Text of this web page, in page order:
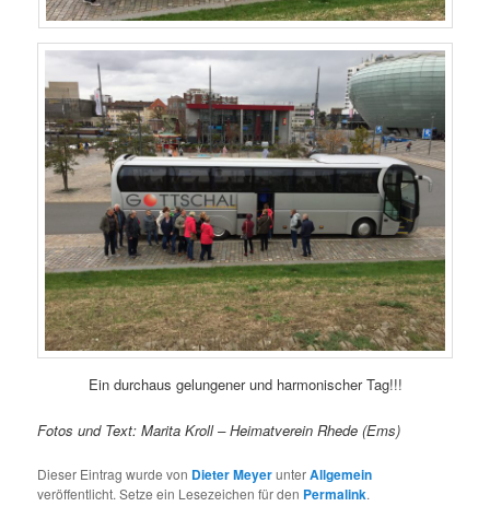
Ein durchaus gelungener und harmonischer Tag!!!
Fotos und Text: Marita Kroll – Heimatverein Rhede (Ems)
Dieser Eintrag wurde von Dieter MeyerunterAllgemein
veröffentlicht. Setze ein Lesezeichen für den Permalink.